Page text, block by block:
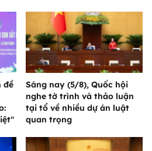
đề
Sáng nay (5/8), Quốc hội
nghe tờ trình và thảo luận
tại tổ về nhiều dự án luật
quan trọng